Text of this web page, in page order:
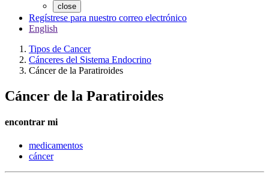
close
Regístrese para nuestro correo electrónico
English
Tipos de Cancer
Cánceres del Sistema Endocrino
Cáncer de la Paratiroides
Cáncer de la Paratiroides
encontrar mi
medicamentos
cáncer